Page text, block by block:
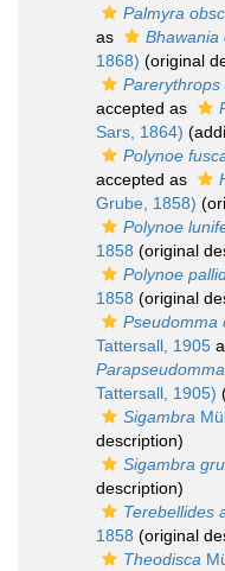
Palmyra
as
Bhawania
1868) (original
Parerythrops
accepted as
Sars, 1864)
Polynoe
accepted as
Grube, 1858)
Polynoe
1858 (original
Polynoe
1858 (original
Pseudomma
Tattersall, 1905
Tattersall, 1905)
Sigambra
description)
Sigambra
description)
Terebellides
1858 (original
Theodisca